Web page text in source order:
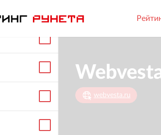
webvesta.ru